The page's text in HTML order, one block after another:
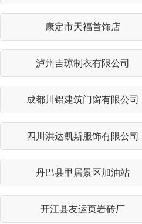
康定市天福首饰店
泸州吉琼制衣有限公司
成都川铝建筑门窗有限公司
四川洪达凯斯服饰有限公司
丹巴县甲居景区加油站
开江县友运页岩砖厂